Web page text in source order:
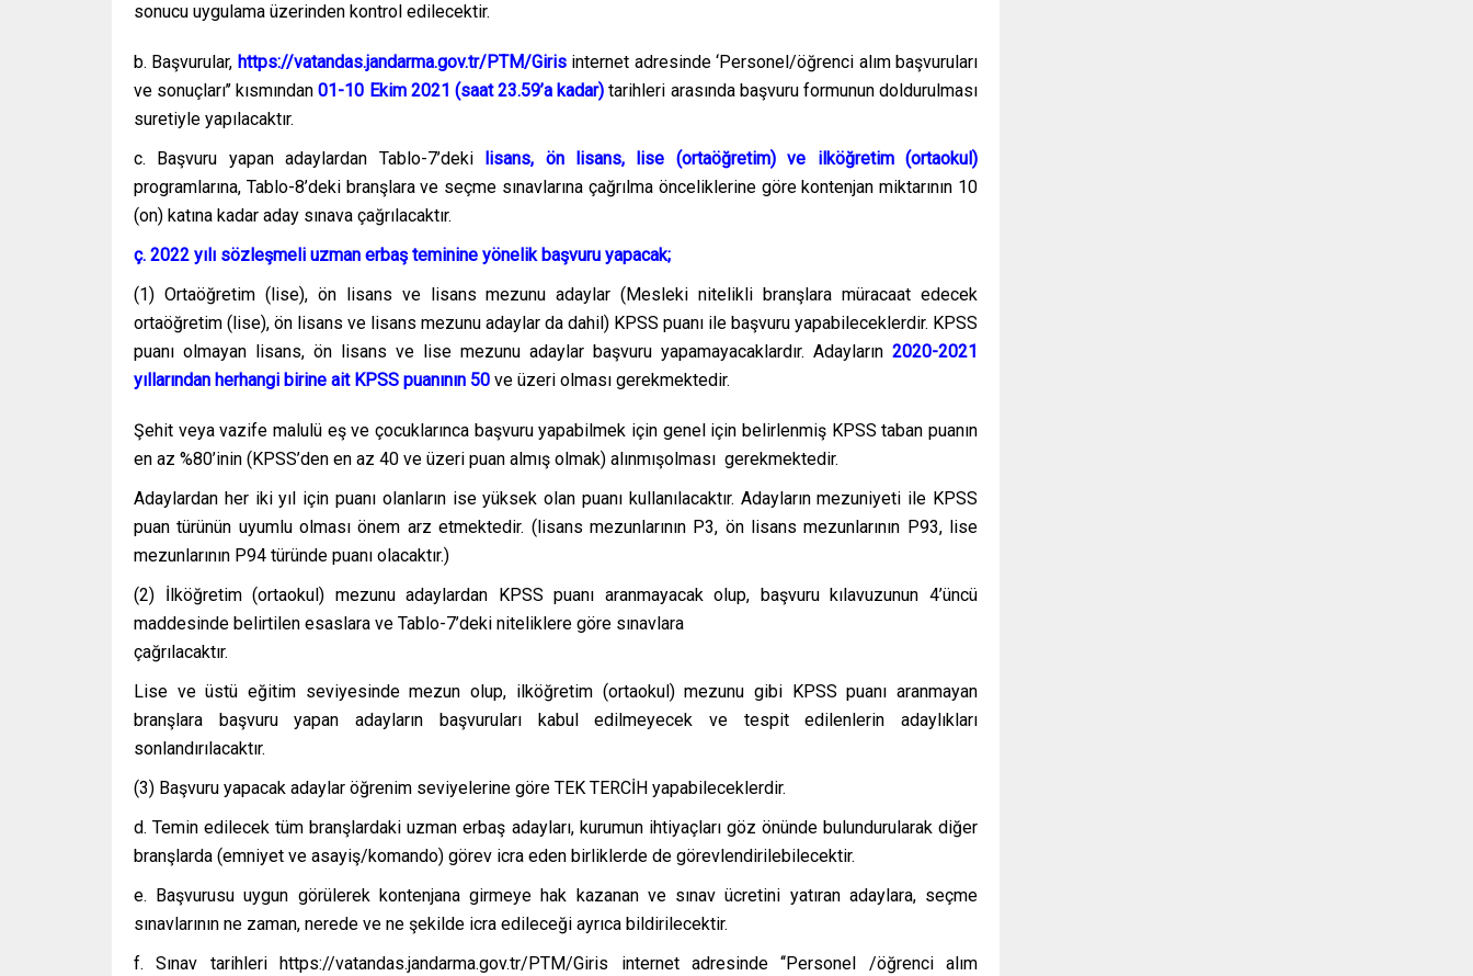
sonucu uygulama üzerinden kontrol edilecektir.
b. Başvurular, https://vatandas.jandarma.gov.tr/PTM/Girisinternet adresinde ‘Personel/öğrenci alım başvuruları
ve sonuçları’’ kısmından01-10 Ekim 2021 (saat 23.59’a kadar) tarihleri arasında başvuru formunun doldurulması
suretiyle yapılacaktır.
c. Başvuru yapan adaylardan Tablo-7’deki lisans, ön lisans, lise (ortaöğretim) ve ilköğretim (ortaokul)
programlarına, Tablo-8’deki branşlara ve seçme sınavlarına çağrılma önceliklerine göre kontenjan miktarının 10
(on) katına kadar aday sınava çağrılacaktır.
ç. 2022 yılı sözleşmeli uzman erbaş teminine yönelik başvuru yapacak;
(1) Ortaöğretim (lise), ön lisans ve lisans mezunu adaylar (Mesleki nitelikli branşlara müracaat edecek
ortaöğretim (lise), ön lisans ve lisans mezunu adaylar da dahil) KPSS puanı ile başvuru yapabileceklerdir. KPSS
puanı olmayan lisans, ön lisans ve lise mezunu adaylar başvuru yapamayacaklardır. Adayların 2020-2021
yıllarından herhangi birine ait KPSS puanının 50 ve üzeri olması gerekmektedir.
Şehit veya vazife malulü eş ve çocuklarınca başvuru yapabilmek için genel için belirlenmiş KPSS taban puanın
en az %80’inin (KPSS’den en az 40 ve üzeri puan almış olmak) alınmışolması gerekmektedir.
Adaylardan her iki yıl için puanı olanların ise yüksek olan puanı kullanılacaktır. Adayların mezuniyeti ile KPSS
puan türünün uyumlu olması önem arz etmektedir. (lisans mezunlarının P3, ön lisans mezunlarının P93, lise
mezunlarının P94 türünde puanı olacaktır.)
(2) İlköğretim (ortaokul) mezunu adaylardan KPSS puanı aranmayacak olup, başvuru kılavuzunun 4’üncü
maddesinde belirtilen esaslara ve Tablo-7’deki niteliklere göre sınavlara
çağrılacaktır.
Lise ve üstü eğitim seviyesinde mezun olup, ilköğretim (ortaokul) mezunu gibi KPSS puanı aranmayan
branşlara başvuru yapan adayların başvuruları kabul edilmeyecek ve tespit edilenlerin adaylıkları
sonlandırılacaktır.
(3) Başvuru yapacak adaylar öğrenim seviyelerine göre TEK TERCİH yapabileceklerdir.
d. Temin edilecek tüm branşlardaki uzman erbaş adayları, kurumun ihtiyaçları göz önünde bulundurularak diğer
branşlarda (emniyet ve asayiş/komando) görev icra eden birliklerde de görevlendirilebilecektir.
e. Başvurusu uygun görülerek kontenjana girmeye hak kazanan ve sınav ücretini yatıran adaylara, seçme
sınavlarının ne zaman, nerede ve ne şekilde icra edileceği ayrıca bildirilecektir.
f. Sınav tarihleri https://vatandas.jandarma.gov.tr/PTM/Giris internet adresinde ‘‘Personel /öğrenci alım